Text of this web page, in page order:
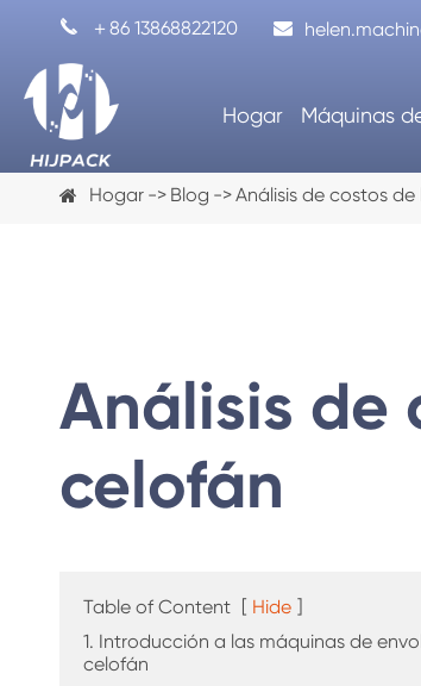
 ＋86 13868822120
Hogar Máquinas
Máquina de llenado de cápsulas de
Hogar Blog Análisis de costos
Análisis de
celofán
Table of Content [ Hide ]
1. Introducción a las máquinas de
celofán